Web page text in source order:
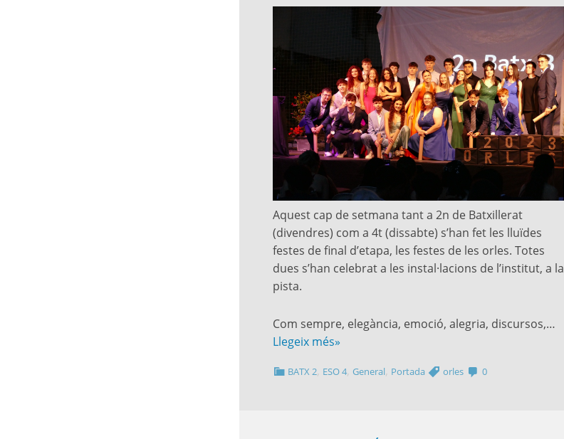
Aquest cap de setmana tant a 2n de Batxillerat
(divendres) com a 4t (dissabte) s’han fet les lluïdes
festes de final d’etapa, les festes de les orles. Totes
dues s’han celebrat a les instal·lacions de l’institut, a la
pista.
Com sempre, elegància, emoció, alegria, discursos,…
Llegeix més»
BATX 2 ESO 4 ,General Portada orles 0